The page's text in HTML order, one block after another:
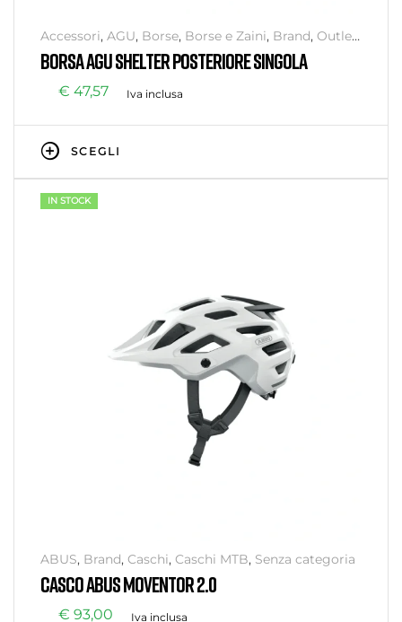
Accessori, AGU, Borse, Borse e Zaini, Brand, Outlet,
Senza categoria
BORSA AGU SHELTER POSTERIORE SINGOLA
€ 47,57 Iva inclusa
SCEGLI
IN STOCK
ABUS, Brand, Caschi, Caschi MTB, Senza categoria
CASCO ABUS MOVENTOR 2.0
€ 93,00 Iva inclusa